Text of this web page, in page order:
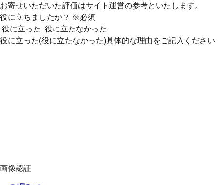
お寄せいただいた評価はサイト運営の参考といたします。
役に立ちましたか？ ※必須
役に立った 役に立たなかった
役に立った(役に立たなかった)具体的な理由をご記入ください
画像認証